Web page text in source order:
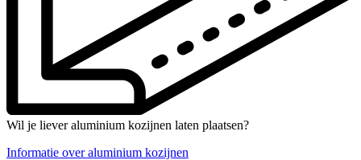
Wil je liever aluminium kozijnen laten plaatsen?
Informatie over aluminium kozijnen